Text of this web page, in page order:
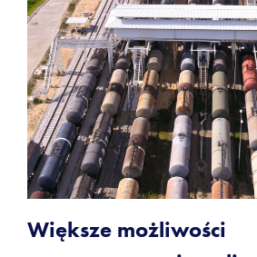
Większe możliwości